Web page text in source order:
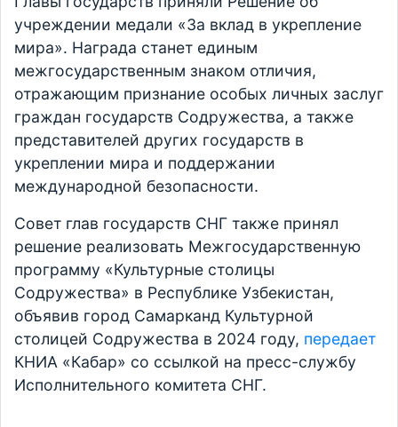
учреждении медали «За вклад в укрепление
мира». Награда станет единым
межгосударственным знаком отличия,
отражающим признание особых личных заслуг
граждан государств Содружества, а также
представителей других государств в
укреплении мира и поддержании
международной безопасности.
Совет глав государств СНГ также принял
решение реализовать Межгосударственную
программу «Культурные столицы
Содружества» в Республике Узбекистан,
объявив город Самарканд Культурной
столицей Содружества в 2024 году, передает
КНИА «Кабар» со ссылкой на пресс-службу
Исполнительного комитета СНГ.